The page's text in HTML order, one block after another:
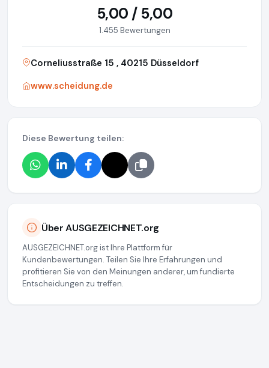
5,00 / 5,00
1.455 Bewertungen
Corneliusstraße 15 , 40215 Düsseldorf
www.scheidung.de
Diese Bewertung teilen:
Über AUSGEZEICHNET.org
AUSGEZEICHNET.org ist Ihre Plattform für
Kundenbewertungen. Teilen Sie Ihre Erfahrungen und
profitieren Sie von den Meinungen anderer, um fundierte
Entscheidungen zu treffen.